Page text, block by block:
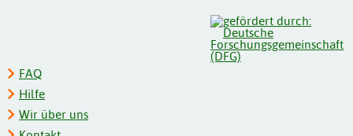
FAQ
Hilfe
Wir über uns